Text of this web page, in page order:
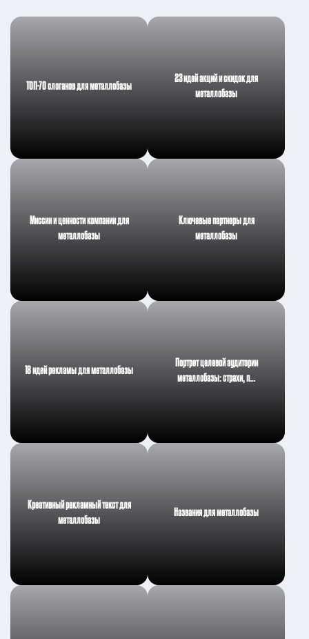
ТОП-70 слоганов для металлобазы
23 идей акций и скидок для
металлобазы
Миссии и ценности компании для
металлобазы
Ключевые партнеры для
металлобазы
18 идей рекламы для металлобазы
Портрет целевой аудитории
металлобазы: страхи, п…
Креативный рекламный текст для
металлобазы
Названия для металлобазы